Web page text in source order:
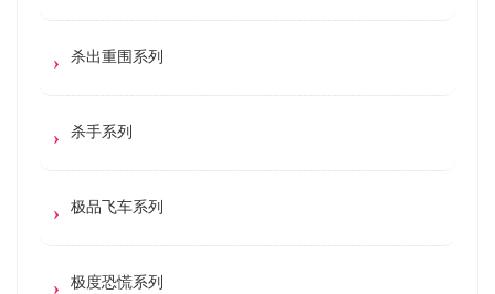
杀出重围系列
杀手系列
极品飞车系列
极度恐慌系列